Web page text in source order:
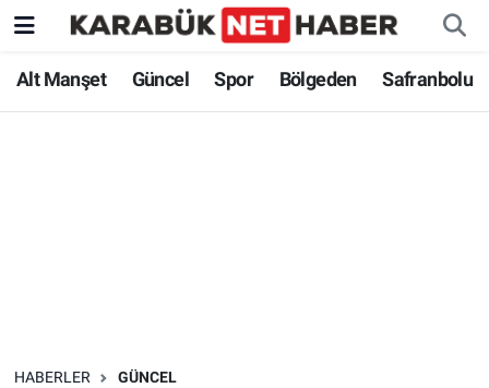
Alt Manşet Güncel Spor Bölgeden Safranbolu
HABERLER GÜNCEL